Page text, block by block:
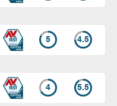
5 4.5
4 5.5